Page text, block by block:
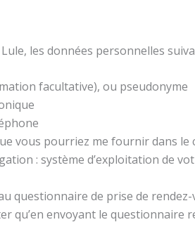
les données personnelles
facultative), ou pseudonyme
vous pourriez me fournir dans le
: système d’exploitation de
questionnaire de prise de
qu’en envoyant le questionnaire